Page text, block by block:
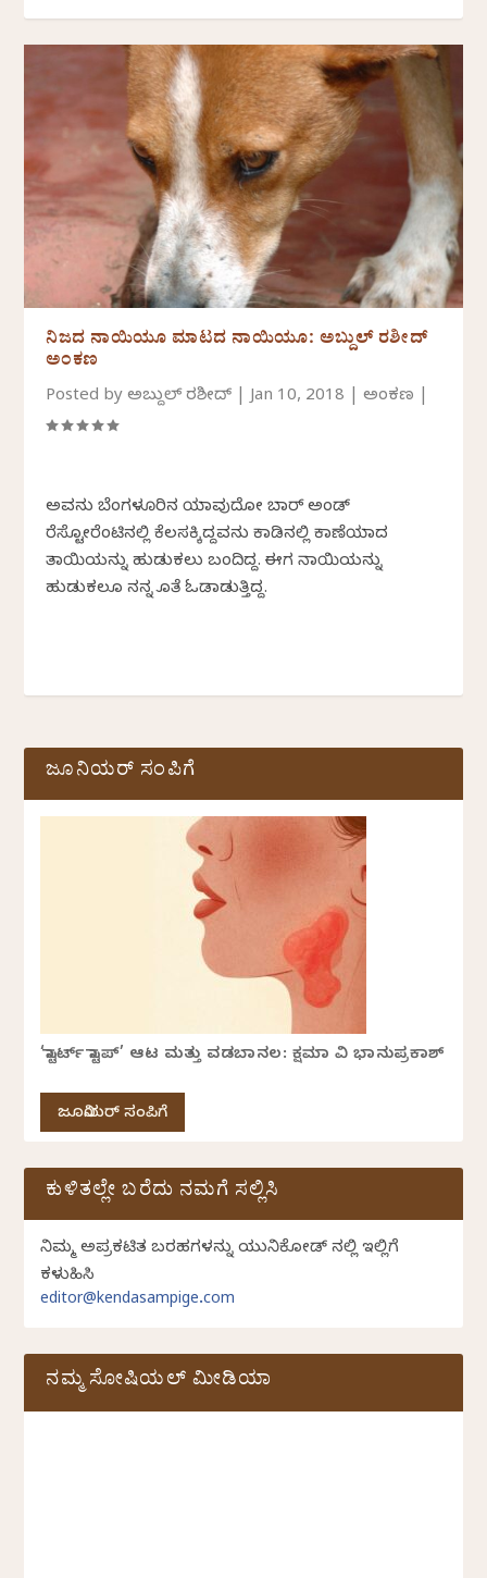
ನಿಜದ ನಾಯಿಯೂ ಮಾಟದ ನಾಯಿಯೂ: ಅಬ್ದುಲ್ ರಶೀದ್
ಅಂಕಣ
Posted byಅಬ್ದುಲ್ ರಶೀದ್ |Jan 10, 2018 |ಅಂಕಣ
ಅವನು ಬೆಂಗಳೂರಿನ ಯಾವುದೋ ಬಾರ್ ಅಂಡ್
ರೆಸ್ಟೋರೆಂಟಿನಲ್ಲಿ ಕೆಲಸಕ್ಕಿದ್ದವನು ಕಾಡಿನಲ್ಲಿ ಕಾಣೆಯಾದ
ತಾಯಿಯನ್ನು ಹುಡುಕಲು ಬಂದಿದ್ದ. ಈಗ ನಾಯಿಯನ್ನು
ಹುಡುಕಲೂ ನನ್ನ ಜೊತೆ ಓಡಾಡುತ್ತಿದ್ದ.
ಜೂನಿಯರ್ ಸಂಪಿಗೆ
‘ಸ್ಟಾರ್ಟ್ ಸ್ಟಾಪ್’ ಆಟ ಮತ್ತು ವಡಬಾನಲ: ಕ್ಷಮಾ ವಿ ಭಾನುಪ್ರಕಾಶ್
ಜೂನಿಯರ್ ಸಂಪಿಗೆ
ಕುಳಿತಲ್ಲೇ ಬರೆದು ನಮಗೆ ಸಲ್ಲಿಸಿ
ನಿಮ್ಮ ಅಪ್ರಕಟಿತ ಬರಹಗಳನ್ನು ಯುನಿಕೋಡ್ ನಲ್ಲಿ ಇಲ್ಲಿಗೆ
ಕಳುಹಿಸಿ
editor@kendasampige.com
ನಮ್ಮ ಸೋಷಿಯಲ್‌ ಮೀಡಿಯಾ